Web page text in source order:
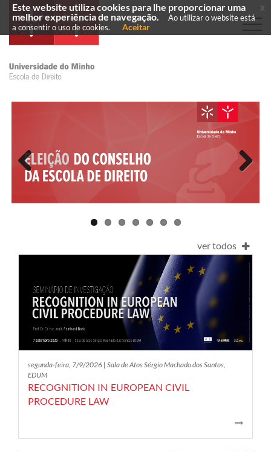
ver todos
segunda-feira, 7/9/2026 | Sala de Atos Sérgio Machado dos Santos,
EDUM
RECOGNITION IN EUROPEAN CIVIL
PROCEDURE LAW
Este website utiliza cookies para lhe proporcionar uma
melhor experiência de navegação.
Ao utilizar o website está
a consentir o uso de cookies.
Aceitar
x